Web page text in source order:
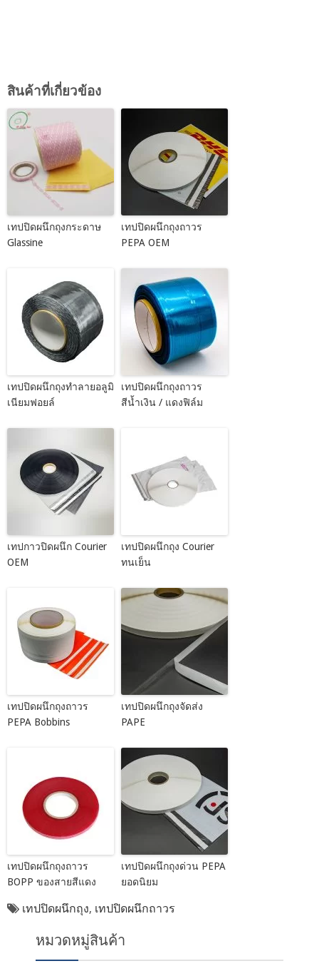
สินค้าที่เกี่ยวข้อง
เทปปิดผนึกถุงกระดาษ
Glassine
เทปปิดผนึกถุงถาวร
PEPA OEM
เทปปิดผนึกถุงทำลายอลูมิ
เนียมฟอยล์
เทปปิดผนึกถุงถาวร
สีน้ำเงิน / แดงฟิล์ม
เทปกาวปิดผนึก Courier
OEM
เทปปิดผนึกถุง Courier
ทนเย็น
เทปปิดผนึกถุงถาวร
PEPA Bobbins
เทปปิดผนึกถุงจัดส่ง
PAPE
เทปปิดผนึกถุงถาวร
BOPP ของสายสีแดง
เทปปิดผนึกถุงด่วน PEPA
ยอดนิยม
เทปปิดผนึกถุง, เทปปิดผนึกถาวร
หมวดหมู่สินค้า